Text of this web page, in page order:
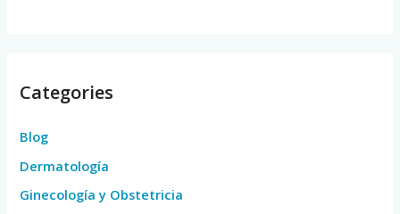
Categories
Blog
Dermatología
Ginecología y Obstetricia